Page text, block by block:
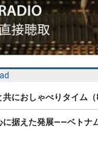
共におしゃべりタイム（
に据えた発展――ベトナ